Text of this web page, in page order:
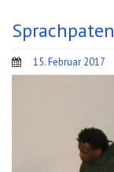
15. Februar 2017